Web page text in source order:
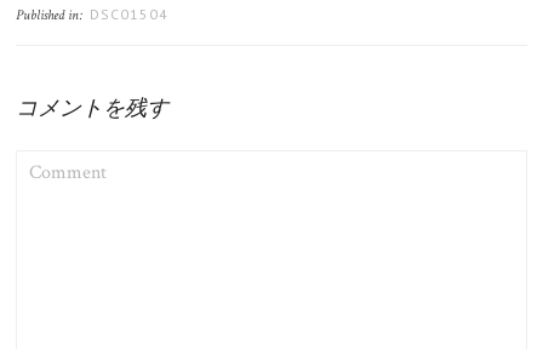
Published in: DSC01504
コメントを残す